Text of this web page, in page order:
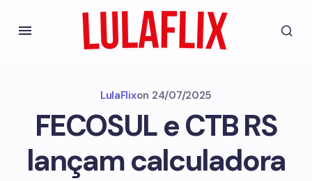
LulaFlixon 24/07/2025
FECOSUL e CTB RS
lançam calculadora